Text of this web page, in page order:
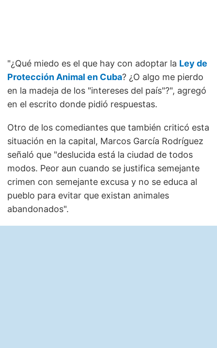
"¿Qué miedo es el que hay con adoptar la Ley de
Protección Animal en Cuba? ¿O algo me pierdo
en la madeja de los "intereses del país"?", agregó
en el escrito donde pidió respuestas.
Otro de los comediantes que también criticó esta
situación en la capital, Marcos García Rodríguez
señaló que "deslucida está la ciudad de todos
modos. Peor aun cuando se justifica semejante
crimen con semejante excusa y no se educa al
pueblo para evitar que existan animales
abandonados".